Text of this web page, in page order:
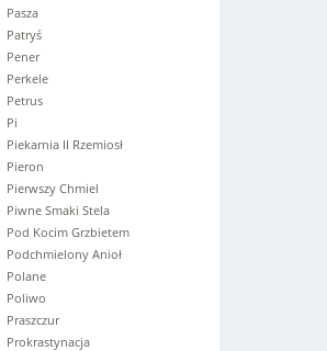
Pasza
Patryś
Pener
Perkele
Petrus
Pi
Piekarnia II Rzemiosł
Pieron
Pierwszy Chmiel
Piwne Smaki Stela
Pod Kocim Grzbietem
Podchmielony Anioł
Polane
Poliwo
Praszczur
Prokrastynacja